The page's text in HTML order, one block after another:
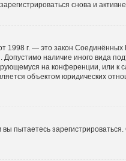
снова и
1998 г. — это закон
наличие иного вида
на конференции, или к
объектом юридических